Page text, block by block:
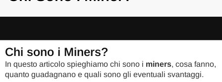
Chi sono i Miners?
In questo articolo spieghiamo chi sono i miners, cosa fanno,
quanto guadagnano e quali sono gli eventuali svantaggi.